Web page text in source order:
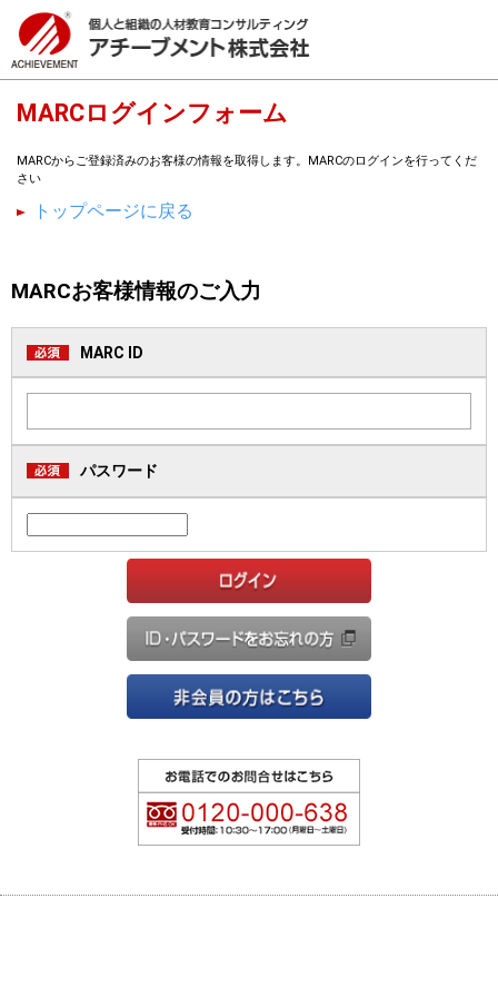
MARCログインフォーム
MARCからご登録済みのお客様の情報を取得します。MARCのログインを行ってくだ
さい
トップページに戻る
MARCお客様情報のご入力
MARC ID
パスワード